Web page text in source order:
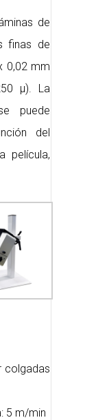
de
finas de
0,02 mm
µ). La
puede
del
película,
colgadas
5 m/min